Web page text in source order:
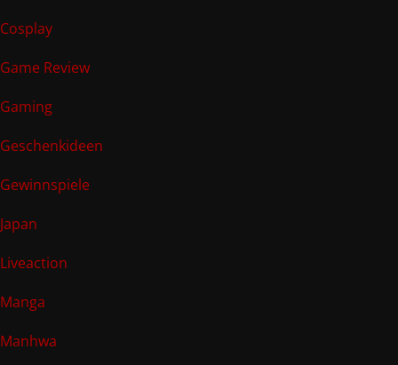
Cosplay
Game Review
Gaming
Geschenkideen
Gewinnspiele
Japan
Liveaction
Manga
Manhwa